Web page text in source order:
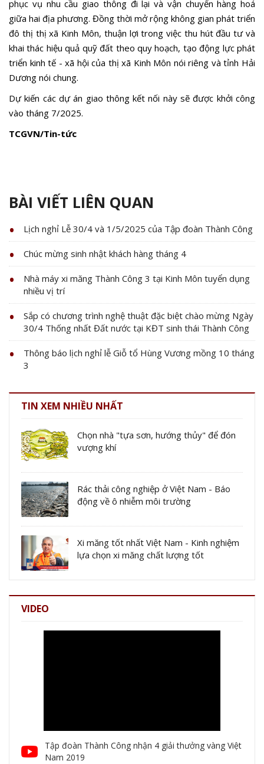
phục vụ nhu cầu giao thông đi lại và vận chuyển hàng hoá
giữa hai địa phương. Đồng thời mở rộng không gian phát triển
đô thị thị xã Kinh Môn, thuận lợi trong việc thu hút đầu tư và
khai thác hiệu quả quỹ đất theo quy hoạch, tạo động lực phát
triển kinh tế - xã hội của thị xã Kinh Môn nói riêng và tỉnh Hải
Dương nói chung.
Dự kiến các dự án giao thông kết nối này sẽ được khởi công
vào tháng 7/2025.
TCGVN/Tin-tức
BÀI VIẾT LIÊN QUAN
Lịch nghỉ Lễ 30/4 và 1/5/2025 của Tập đoàn Thành Công
Chúc mừng sinh nhật khách hàng tháng 4
Nhà máy xi măng Thành Công 3 tại Kinh Môn tuyển dụng
nhiều vị trí
Sắp có chương trình nghệ thuật đặc biệt chào mừng Ngày
30/4 Thống nhất Đất nước tại KĐT sinh thái Thành Công
Thông báo lịch nghỉ lễ Giỗ tổ Hùng Vương mồng 10 tháng
3
TIN XEM NHIỀU NHẤT
Chọn nhà "tựa sơn, hướng thủy" để đón
vượng khí
Rác thải công nghiệp ở Việt Nam - Báo
động về ô nhiễm môi trường
Xi măng tốt nhất Việt Nam - Kinh nghiệm
lựa chọn xi măng chất lượng tốt
VIDEO
Tập đoàn Thành Công nhận 4 giải thưởng vàng Việt
Nam 2019